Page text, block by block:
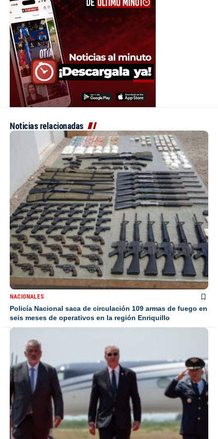
Noticias relacionadas
NACIONALES
Policía Nacional saca de circulación 109 armas de fuego en
seis meses de operativos en la región Enriquillo